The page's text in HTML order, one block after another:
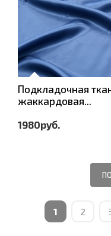
Подкладочная
жаккардовая...
1980руб.
1 2